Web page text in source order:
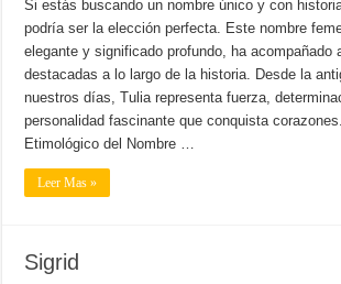
Si estás buscando un nombre único y con
podría ser la elección perfecta. Este nombre
elegante y significado profundo, ha acompañado
destacadas a lo largo de la historia. Desde la
nuestros días, Tulia representa fuerza,
personalidad fascinante que conquista
Etimológico del Nombre …
Leer Mas »
Sigrid